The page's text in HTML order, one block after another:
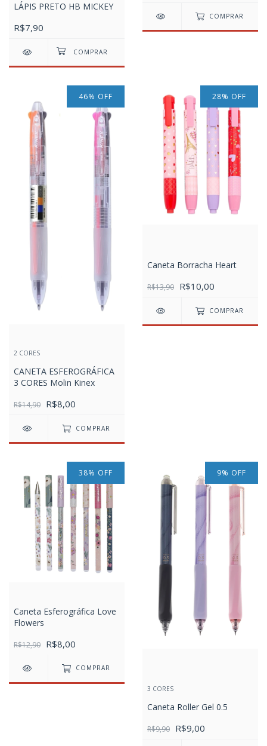
LÁPIS PRETO HB MICKEY
R$7,90
COMPRAR
46% OFF
2 CORES
CANETA ESFEROGRÁFICA
3 CORES Molin Kinex
R$14,90 R$8,00
COMPRAR
28% OFF
Caneta Borracha Heart
R$13,90 R$10,00
COMPRAR
38% OFF
Caneta Esferográfica Love
Flowers
R$12,90 R$8,00
COMPRAR
9% OFF
3 CORES
Caneta Roller Gel 0.5
R$9,90 R$9,00